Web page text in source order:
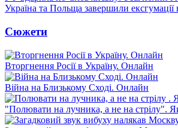
Україна та Польща завершили ексгумації
Сюжети
Вторгнення Росії в Україну. Онлайн
Війна на Близькому Сході. Онлайн
"Полювати на лучника, а не на стрілу".